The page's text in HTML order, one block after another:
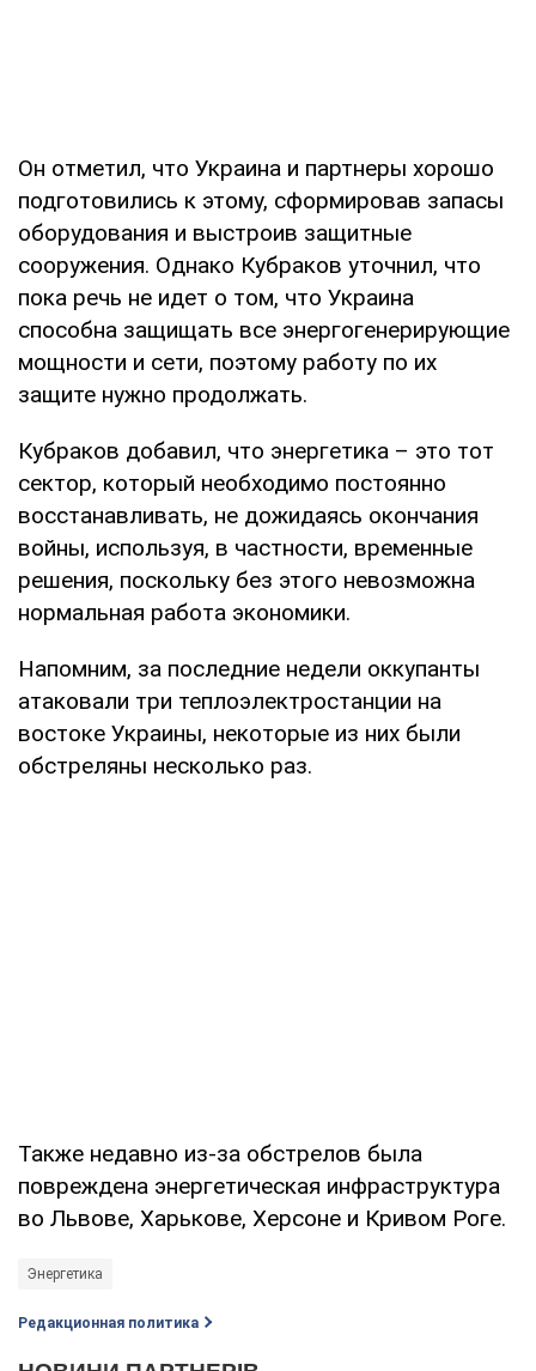
Он отметил, что Украина и партнеры хорошо
подготовились к этому, сформировав запасы
оборудования и выстроив защитные
сооружения. Однако Кубраков уточнил, что
пока речь не идет о том, что Украина
способна защищать все энергогенерирующие
мощности и сети, поэтому работу по их
защите нужно продолжать.
Кубраков добавил, что энергетика – это тот
сектор, который необходимо постоянно
восстанавливать, не дожидаясь окончания
войны, используя, в частности, временные
решения, поскольку без этого невозможна
нормальная работа экономики.
Напомним, за последние недели оккупанты
атаковали три теплоэлектростанции на
востоке Украины, некоторые из них были
обстреляны несколько раз.
Также недавно из-за обстрелов была
повреждена энергетическая инфраструктура
во Львове, Харькове, Херсоне и Кривом Роге.
Энергетика
Редакционная политика